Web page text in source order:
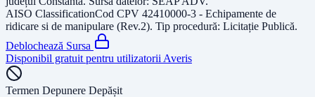
AISO ClassificationCod CPV 42410000-3 - Echipamente de
ridicare si de manipulare (Rev.2). Tip procedură: Licitație Publică.
Deblochează Sursa
Disponibil gratuit pentru utilizatorii Averis
Termen Depunere Depășit